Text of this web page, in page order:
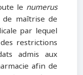
le numerus
maîtrise de
par lequel
restrictions
admis aux
afin de